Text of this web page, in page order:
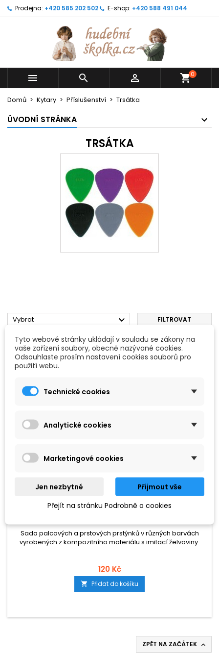
Prodejna: +420 585 202 502 E-shop: +420 588 491 044
   shopping_cart0
Domů Kytary Příslušenství Trsátka
ÚVODNÍ STRÁNKA
TRSÁTKA
Vybrat  FILTROVAT
Zobrazení 1-1 z 1 položek
ZNAČKA:TGI
TGI 2293 SADA PRSTÝNKŮ
Sada palcových a prstových prstýnků v různých barvách
vyrobených z kompozitního materiálu s imitací želvoviny.
120 Kč
 Přidat do košíku
ZPĚT NA ZAČÁTEK 
Tyto webové stránky ukládají v souladu se zákony na
vaše zařízení soubory, obecně nazývané cookies.
Odsouhlaste prosím nastavení cookies souborů pro
použití webu.
Technické cookies
Analytické cookies
Marketingové cookies
Jen nezbytné
Přijmout vše
Přejít na stránku Podrobně o cookies